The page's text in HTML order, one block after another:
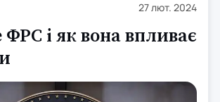
27 лют. 2024
і як вона впливає